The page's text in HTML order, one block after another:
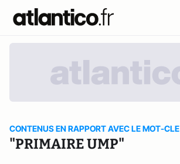
CONTENUS EN RAPPORT AVEC LE MOT-CLE
"PRIMAIRE UMP"